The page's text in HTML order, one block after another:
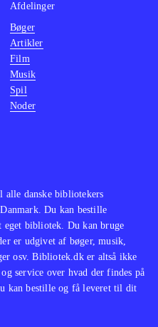
danske bibliotekers
Du kan bestille
eget bibliotek. Du kan bruge
er udgivet af bøger, musik,
osv. Bibliotek.dk er altså ikke
service over hvad der findes på
kan bestille og få leveret til dit
Afdelinger
Bøger
Artikler
Film
Musik
Spil
Noder